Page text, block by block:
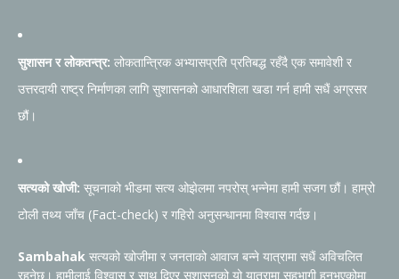
सुशासन र लोकतन्त्र: लोकतान्त्रिक अभ्यासप्रति प्रतिबद्ध रहँदै एक समावेशी र
उत्तरदायी राष्ट्र निर्माणका लागि सुशासनको आधारशिला खडा गर्न हामी सधैं अग्रसर
छौं।
सत्यको खोजी: सूचनाको भीडमा सत्य ओझेलमा नपरोस् भन्नेमा हामी सजग छौं। हाम्रो
टोली तथ्य जाँच (Fact-check) र गहिरो अनुसन्धानमा विश्वास गर्दछ।
Sambahak सत्यको खोजीमा र जनताको आवाज बन्ने यात्रामा सधैं अविचलित
रहनेछ। हामीलाई विश्वास र साथ दिएर सुशासनको यो यात्रामा सहभागी हुनुभएकोमा